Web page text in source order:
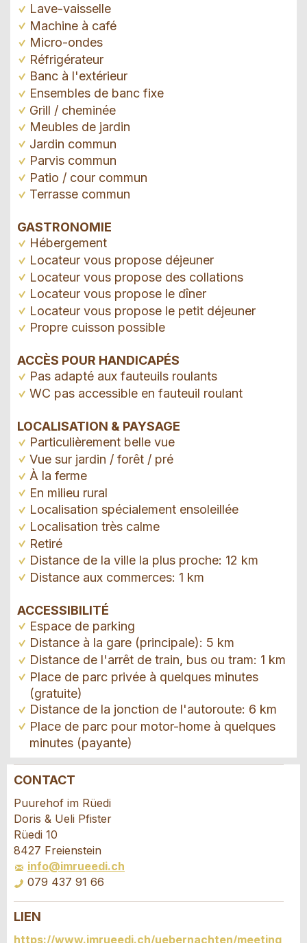
Lave-vaisselle
Machine à café
Micro-ondes
Réfrigérateur
Banc à l'extérieur
Ensembles de banc fixe
Grill / cheminée
Meubles de jardin
Jardin commun
Parvis commun
Patio / cour commun
Terrasse commun
GASTRONOMIE
Hébergement
Locateur vous propose déjeuner
Locateur vous propose des collations
Locateur vous propose le dîner
Locateur vous propose le petit déjeuner
Propre cuisson possible
ACCÈS POUR HANDICAPÉS
Pas adapté aux fauteuils roulants
WC pas accessible en fauteuil roulant
LOCALISATION & PAYSAGE
Particulièrement belle vue
Vue sur jardin / forêt / pré
À la ferme
En milieu rural
Localisation spécialement ensoleillée
Localisation très calme
Retiré
Distance de la ville la plus proche: 12 km
Distance aux commerces: 1 km
ACCESSIBILITÉ
Espace de parking
Distance à la gare (principale): 5 km
Distance de l'arrêt de train, bus ou tram: 1 km
Place de parc privée à quelques minutes
(gratuite)
Distance de la jonction de l'autoroute: 6 km
Place de parc pour motor-home à quelques
minutes (payante)
Annonces répréhensibles
Vos commentaires sont grandement appréciés!
Commentaires généraux
Cette annonce n'est plus valable
Annonce incomplète
Recommander l'annonce
Recommandez cette annonce à des amis.
CONTACT
Puurehof im Rüedi
Doris & Ueli Pfister
Rüedi 10
8427 Freienstein
info@imrueedi.ch
079 437 91 66
Demande de réservation
LIEN
https://www.imrueedi.ch/uebernachten/meeting